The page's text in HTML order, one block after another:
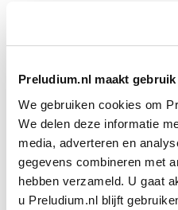
Preludium.nl maakt
We gebruiken cookies om
We delen deze informatie
media, adverteren en
gegevens combineren met
hebben verzameld. U gaat
u Preludium.nl blijft
zoveel ­vertellen over muziek
Mexicaanse pianoleraar me
Mikrokosmos. Dat veranderde
talen en ritmes. Mijn vader
psychoanalyticus, maar
loopbaan als muzikanten in
met Latijns-Amerikaanse
Bartók deed me al vroeg